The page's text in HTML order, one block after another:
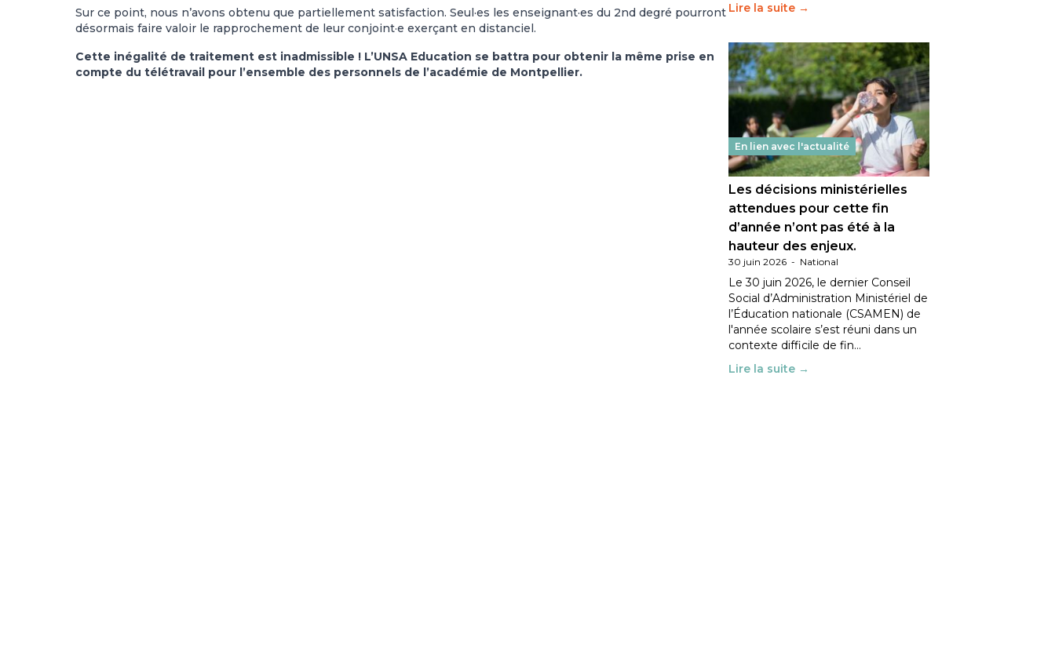
Sur ce point, nous n’avons obtenu que partiellement satisfaction. Seul·es les enseignant·es du 2nd degré pourront
désormais faire valoir le rapprochement de leur conjoint·e exerçant en distanciel.
Cette inégalité de traitement est inadmissible ! L’UNSA Education se battra pour obtenir la même prise en
compte du télétravail pour l’ensemble des personnels de l’académie de Montpellier.
Lire la suite →
En lien avec l'actualité
Les décisions ministérielles
attendues pour cette fin
d’année n’ont pas été à la
hauteur des enjeux.
30 juin 2026 - National
Le 30 juin 2026, le dernier Conseil
Social d’Administration Ministériel de
l’Éducation nationale (CSAMEN) de
l'année scolaire s’est réuni dans un
contexte difficile de fin…
Lire la suite →